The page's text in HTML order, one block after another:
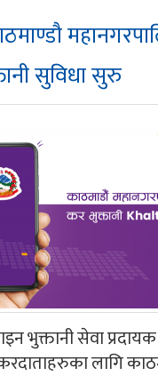
सुविधा सुरु
भुक्तानी सेवा
लागि